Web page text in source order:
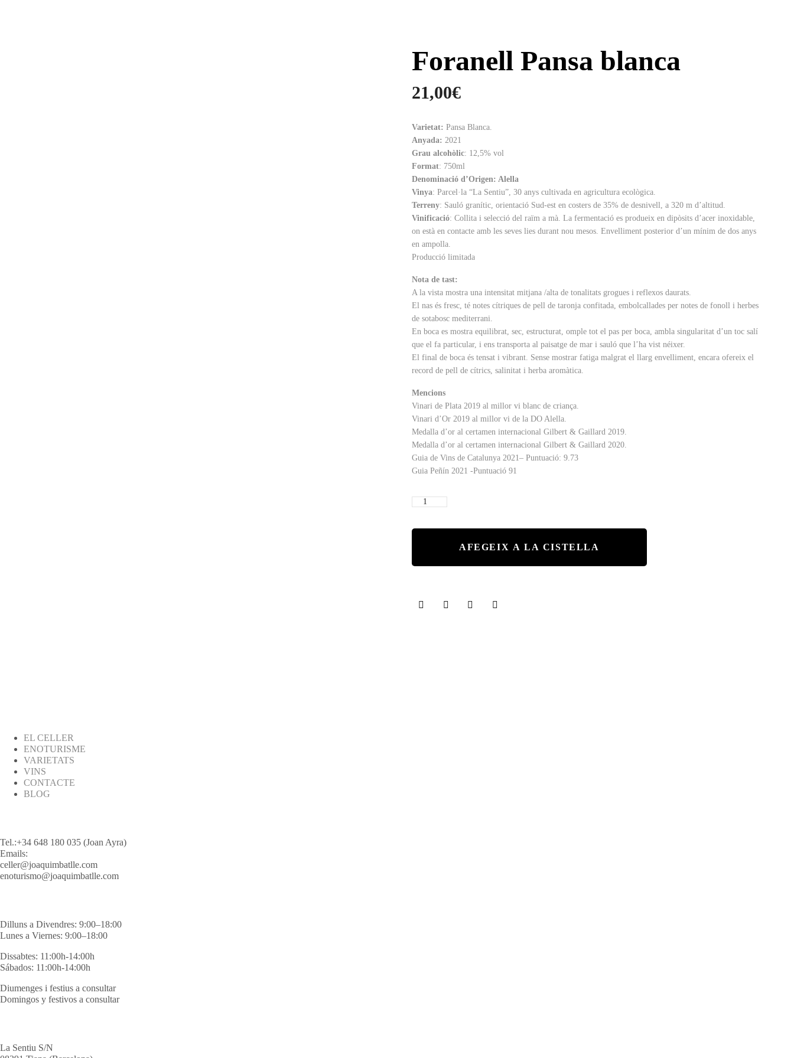
Foranell Pansa blanca
21,00€
Varietat: Pansa Blanca.
Anyada: 2021
Grau alcohòlic: 12,5% vol
Format: 750ml
Denominació d’Origen: Alella
Vinya: Parcel·la “La Sentiu”, 30 anys cultivada en agricultura ecològica.
Terreny: Sauló granític, orientació Sud-est en costers de 35% de desnivell, a 320 m d’altitud.
Vinificació: Collita i selecció del raïm a mà. La fermentació es produeix en dipòsits d’acer inoxidable,
on està en contacte amb les seves lies durant nou mesos. Envelliment posterior d’un mínim de dos anys
en ampolla.
Producció limitada
Nota de tast:
A la vista mostra una intensitat mitjana /alta de tonalitats grogues i reflexos daurats.
El nas és fresc, té notes cítriques de pell de taronja confitada, embolcallades per notes de fonoll i herbes
de sotabosc mediterrani.
En boca es mostra equilibrat, sec, estructurat, omple tot el pas per boca, ambla singularitat d’un toc salí
que el fa particular, i ens transporta al paisatge de mar i sauló que l’ha vist néixer.
El final de boca és tensat i vibrant. Sense mostrar fatiga malgrat el llarg envelliment, encara ofereix el
record de pell de cítrics, salinitat i herba aromàtica.
Mencions
Vinari de Plata 2019 al millor vi blanc de criança.
Vinari d’Or 2019 al millor vi de la DO Alella.
Medalla d’or al certamen internacional Gilbert & Gaillard 2019.
Medalla d’or al certamen internacional Gilbert & Gaillard 2020.
Guia de Vins de Catalunya 2021– Puntuació: 9.73
Guia Peñín 2021 -Puntuació 91
quantitat
Pansa
AFEGEIX A LA CISTELLA
EL CELLER
ENOTURISME
VARIETATS
VINS
CONTACTE
BLOG
Tel.:+34 648 180 035 (Joan Ayra)
Emails:
celler@joaquimbatlle.com
enoturismo@joaquimbatlle.com
Dilluns a Divendres: 9:00–18:00
Lunes a Viernes: 9:00–18:00
Dissabtes: 11:00h-14:00h
Sábados: 11:00h-14:00h
Diumenges i festius a consultar
Domingos y festivos a consultar
La Sentiu S/N